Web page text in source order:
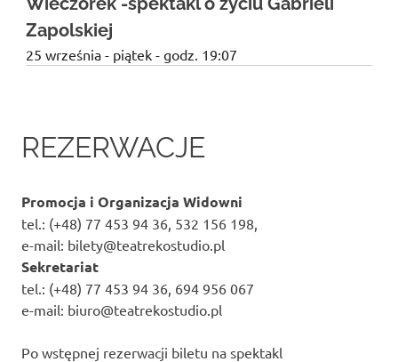
Zapolskiej
25 września - piątek - godz. 19:07
REZERWACJE
Promocja i Organizacja Widowni
tel.: (+48) 77 453 94 36, 532 156 198,
e-mail: bilety@teatrekostudio.pl
Sekretariat
tel.: (+48) 77 453 94 36, 694 956 067
e-mail: biuro@teatrekostudio.pl
Po wstępnej rezerwacji biletu na spektakl